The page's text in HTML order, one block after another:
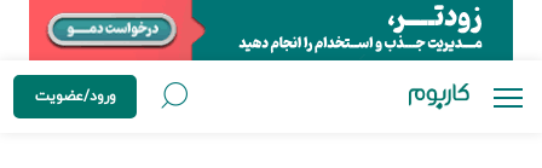
ورود/عضویت